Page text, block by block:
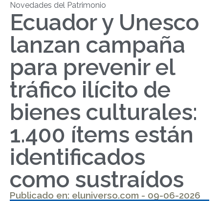
Novedades del Patrimonio
Ecuador y Unesco
lanzan campaña
para prevenir el
tráfico ilícito de
bienes culturales:
1.400 ítems están
identificados
como sustraídos
Publicado en: eluniverso.com - 09-06-2026